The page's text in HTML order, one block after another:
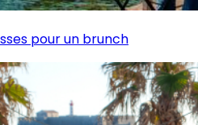
pour un brunch